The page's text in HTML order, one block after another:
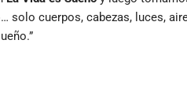
solo cuerpos, cabezas, luces,